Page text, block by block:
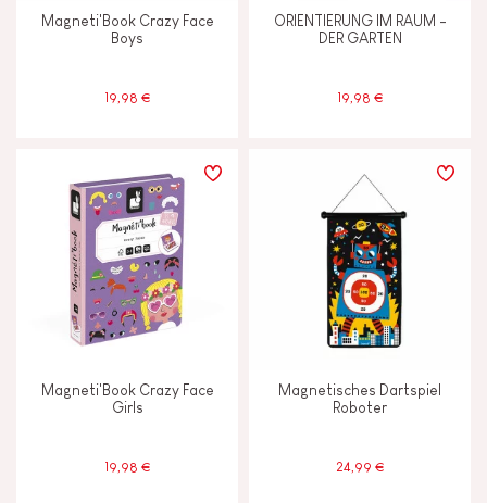
Magneti'Book Crazy Face
Boys
19,98 €
ORIENTIERUNG IM RAUM -
DER GARTEN
19,98 €
Magneti'Book Crazy Face
Girls
19,98 €
Magnetisches Dartspiel
Roboter
24,99 €